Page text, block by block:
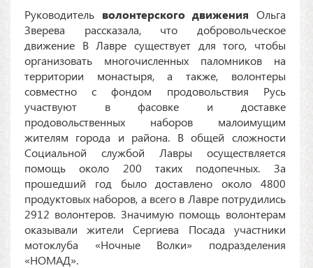
Руководитель волонтерского движения Ольга
Зверева рассказала, что добровольческое
движение В Лавре существует для того, чтобы
организовать многочисленных паломников на
территории монастыря, а также, волонтеры
совместно с фондом продовольствия Русь
участвуют в фасовке и доставке
продовольственных наборов малоимущим
жителям города и района. В общей сложности
Социальной службой Лавры осуществляется
помощь около 200 таких подопечных. За
прошедший год было доставлено около 4800
продуктовых наборов, а всего в Лавре потрудились
2912 волонтеров. Значимую помощь волонтерам
оказывали жители Сергиева Посада участники
мотоклуба «Ночные Волки» подразделения
«НОМАД».